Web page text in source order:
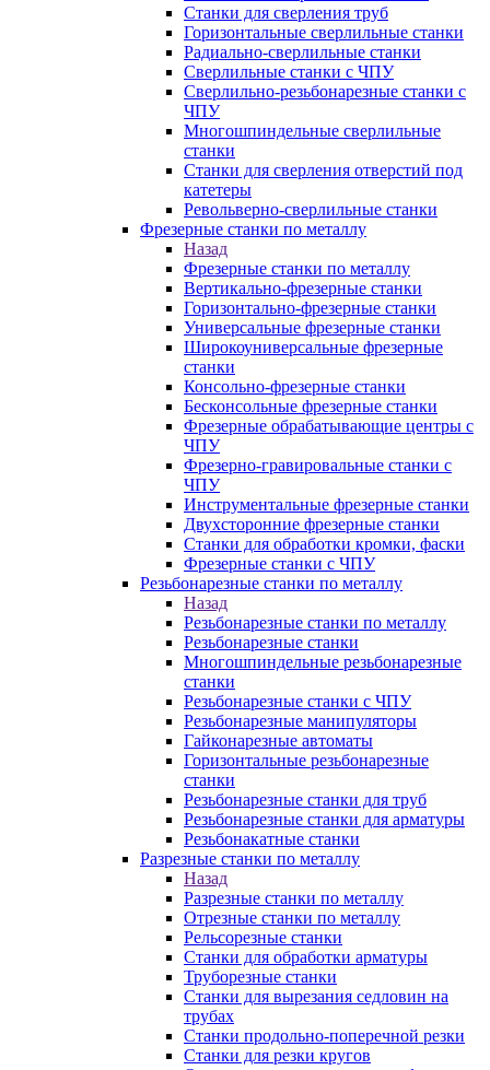
Станки для сверления труб
Горизонтальные сверлильные станки
Радиально-сверлильные станки
Сверлильные станки с ЧПУ
Сверлильно-резьбонарезные станки с
ЧПУ
Многошпиндельные сверлильные
станки
Станки для сверления отверстий под
катетеры
Револьверно-сверлильные станки
Фрезерные станки по металлу
Назад
Фрезерные станки по металлу
Вертикально-фрезерные станки
Горизонтально-фрезерные станки
Универсальные фрезерные станки
Широкоуниверсальные фрезерные
станки
Консольно-фрезерные станки
Бесконсольные фрезерные станки
Фрезерные обрабатывающие центры с
ЧПУ
Фрезерно-гравировальные станки с
ЧПУ
Инструментальные фрезерные станки
Двухсторонние фрезерные станки
Станки для обработки кромки, фаски
Фрезерные станки с ЧПУ
Резьбонарезные станки по металлу
Назад
Резьбонарезные станки по металлу
Резьбонарезные станки
Многошпиндельные резьбонарезные
станки
Резьбонарезные станки с ЧПУ
Резьбонарезные манипуляторы
Гайконарезные автоматы
Горизонтальные резьбонарезные
станки
Резьбонарезные станки для труб
Резьбонарезные станки для арматуры
Резьбонакатные станки
Разрезные станки по металлу
Назад
Разрезные станки по металлу
Отрезные станки по металлу
Рельсорезные станки
Станки для обработки арматуры
Труборезные станки
Станки для вырезания седловин на
трубаx
Станки продольно-поперечной резки
Станки для резки кругов